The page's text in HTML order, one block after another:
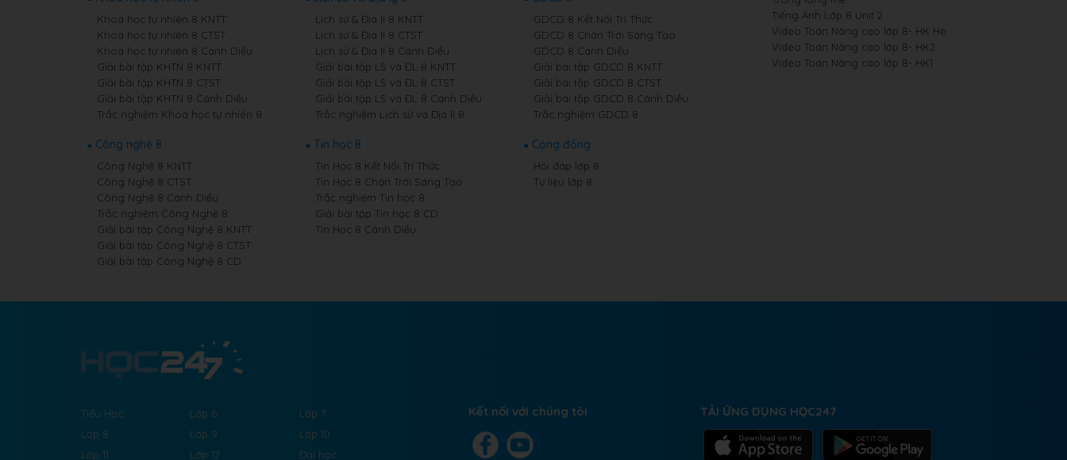
Khoa học tự nhiên 8 KNTT
Khoa học tự nhiên 8 CTST
Khoa học tự nhiên 8 Cánh Diều
Giải bài tập KHTN 8 KNTT
Giải bài tập KHTN 8 CTST
Giải bài tập KHTN 8 Cánh Diều
Trắc nghiệm Khoa học tự nhiên 8
Lịch sử & Địa lí 8 KNTT
Lịch sử & Địa lí 8 CTST
Lịch sử & Địa lí 8 Cánh Diều
Giải bài tập LS và ĐL 8 KNTT
Giải bài tập LS và ĐL 8 CTST
Giải bài tập LS và ĐL 8 Cánh Diều
Trắc nghiệm Lịch sử và Địa lí 8
GDCD 8 Kết Nối Tri Thức
GDCD 8 Chân Trời Sáng Tạo
GDCD 8 Cánh Diều
Giải bài tập GDCD 8 KNTT
Giải bài tập GDCD 8 CTST
Giải bài tập GDCD 8 Cánh Diều
Trắc nghiệm GDCD 8
Công nghệ 8
Công Nghệ 8 KNTT
Công Nghệ 8 CTST
Công Nghệ 8 Cánh Diều
Trắc nghiệm Công Nghệ 8
Giải bài tập Công Nghệ 8 KNTT
Giải bài tập Công Nghệ 8 CTST
Giải bài tập Công Nghệ 8 CD
Tin học 8
Tin Học 8 Kết Nối Tri Thức
Tin Học 8 Chân Trời Sáng Tạo
Trắc nghiệm Tin học 8
Giải bài tập Tin học 8 CD
Tin Học 8 Cánh Diều
Cộng đồng
Hỏi đáp lớp 8
Tư liệu lớp 8
Tiếng Anh Lớp 8 Unit 2
Video Toán Nâng cao lớp 8- HK Hè
Video Toán Nâng cao lớp 8- HK2
Video Toán Nâng cao lớp 8- HK1
Tiểu Học Lớp 6
Lớp 7
Lớp 8
Lớp 9
Lớp 10
Lớp 11
Lớp 12 Đại học
Kết nối với chúng tôi TẢI ỨNG DỤNG HỌC247